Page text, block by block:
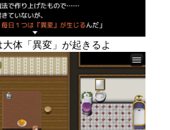
体「異変」が起きるよ